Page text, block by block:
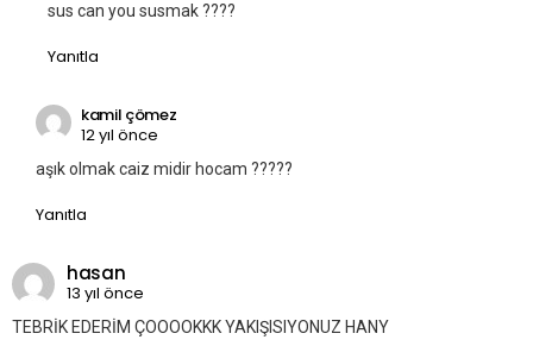
sus can you susmak ????
Yanıtla
kamil çömez
12 yıl önce
aşık olmak caiz midir hocam ?????
Yanıtla
hasan
13 yıl önce
TEBRİK EDERİM ÇOOOOKKK YAKIŞISIYONUZ HANY